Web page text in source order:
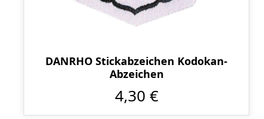
DANRHO Stickabzeichen Kodokan-
Abzeichen
4,30 €